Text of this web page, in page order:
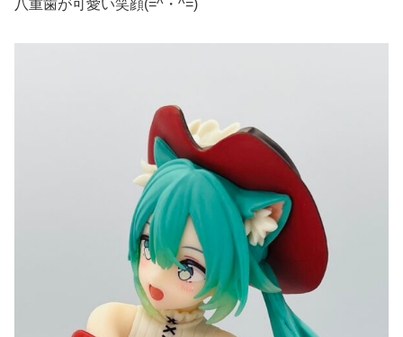
八重歯が可愛い笑顔(=^・^=)